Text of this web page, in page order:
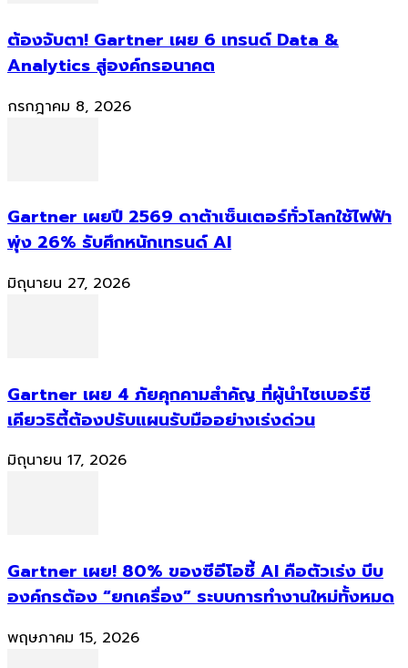
ต้องจับตา! Gartner เผย 6 เทรนด์ Data &
Analytics สู่องค์กรอนาคต
กรกฎาคม 8, 2026
Gartner เผยปี 2569 ดาต้าเซ็นเตอร์ทั่วโลกใช้ไฟฟ้า
พุ่ง 26% รับศึกหนักเทรนด์ AI
มิถุนายน 27, 2026
Gartner เผย 4 ภัยคุกคามสำคัญ ที่ผู้นำไซเบอร์ซี
เคียวริตี้ต้องปรับแผนรับมืออย่างเร่งด่วน
มิถุนายน 17, 2026
Gartner เผย! 80% ของซีอีโอชี้ AI คือตัวเร่ง บีบ
องค์กรต้อง “ยกเครื่อง” ระบบการทำงานใหม่ทั้งหมด
พฤษภาคม 15, 2026